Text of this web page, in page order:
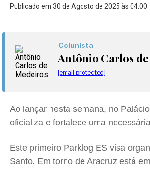
Publicado em 30 de Agosto de 2025 às 04:00
Colunista
Antônio Carlos
[email protected]
Ao lançar nesta semana, no
oficializa e fortalece uma
Este primeiro Parklog ES visa
Santo. Em torno de Aracruz está